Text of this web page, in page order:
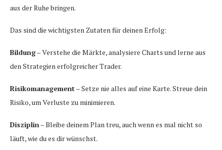
aus der Ruhe bringen.
Das sind die wichtigsten Zutaten für deinen Erfolg:
Bildung– Verstehe die Märkte, analysiere Charts und lerne aus
den Strategien erfolgreicher Trader.
Risikomanagement – Setze nie alles auf eine Karte. Streue dein
Risiko, um Verluste zu minimieren.
Disziplin – Bleibe deinem Plan treu, auch wenn es mal nicht so
läuft, wie du es dir wünschst.